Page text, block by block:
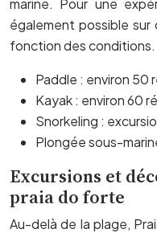
marine. Pour une
également possible
fonction des conditions.
Paddle : environ 50
Kayak : environ 60
Snorkeling :
Plongée sous-
Excursions et
praia do forte
Au-delà de la plage,